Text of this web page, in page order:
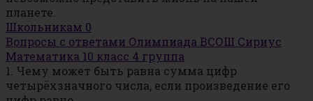
планете.
Школьникам 0
Вопросы с ответами Олимпиада ВСОШ Сириус
Математика 10 класс 4 группа
1. Чему может быть равна сумма цифр
четырёхзначного числа, если произведение его